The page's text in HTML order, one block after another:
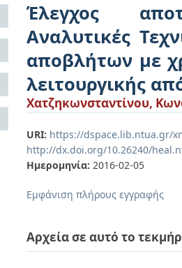
Έλεγχος
Αναλυτικές
αποβλήτων με
λειτουργικής
Χατζηκωνσταντίνου,
URI: https://dspace.lib.ntua.gr/
http://dx.doi.org/10.26240/
Ημερομηνία: 2016-02-05
Εμφάνιση πλήρους εγγραφής
Αρχεία σε αυτό το